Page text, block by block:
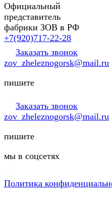
Официальный
представитель
фабрики ЗОВ в РФ
+7(920)717-22-28
Заказать звонок
zov_zheleznogorsk@mail.ru
пишите
Заказать звонок
zov_zheleznogorsk@mail.ru
пишите
мы в соцсетях
Политика